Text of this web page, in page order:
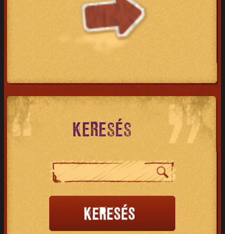
KERESÉS